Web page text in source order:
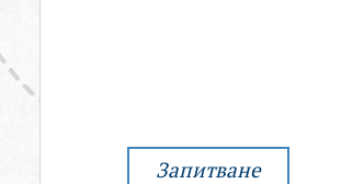
Запитване